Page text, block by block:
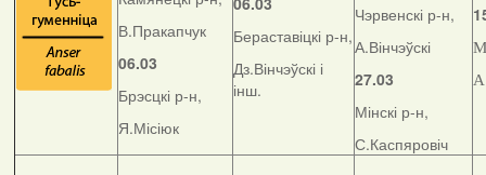
В.Пракапчук
06.03
Брэсцкі р-н,
Я.Місіюк
Бераставіцкі р-н,
Дз.Вінчэўскі і
інш.
Чэрвенскі р-н,
А.Вінчэўскі
27.03
Мінскі р-н,
С.Каспяровіч